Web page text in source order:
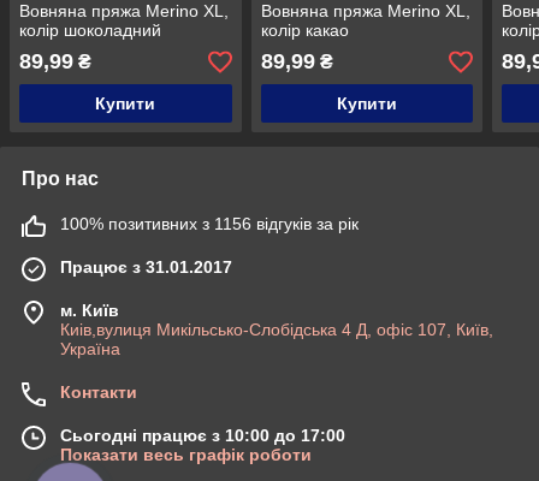
Вовняна пряжа Merino XL,
колір шоколадний
89,99 ₴
Купити
Вовняна пряжа Merino XL,
колір какао
89,99₴
Купити
Про нас
100% позитивних з 1156 відгуків за рік
Працює з 31.01.2017
м. Київ
Киів,вулиця Микільсько-Слобідська 4 Д, офіс 107, Київ,
Україна
Контакти
Сьогодні працює з 10:00 до 17:00
Показати весь графік роботи